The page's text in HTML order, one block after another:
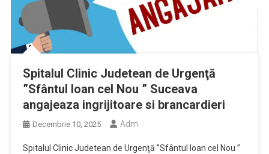
Spitalul Clinic Judetean de Urgenţă
”Sfântul Ioan cel Nou ” Suceava
angajeaza ingrijitoare si brancardieri
Decembrie 10, 2025 Adm
Spitalul Clinic Judetean de Urgenţă ”Sfântul Ioan cel Nou ”